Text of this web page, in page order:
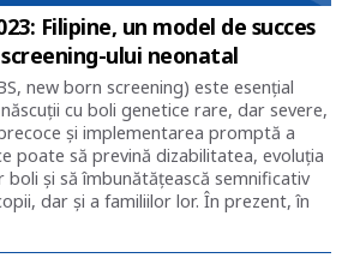
Filipine, un model de succes
ului neonatal
new born screening) este esenţial
cu boli genetice rare, dar severe,
şi implementarea promptă a
poate să prevină dizabilitatea, evoluţia
boli şi să îmbunătăţească semnificativ
dar şi a familiilor lor. În prezent, în